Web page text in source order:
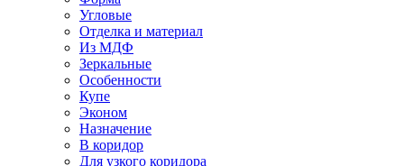
Угловые
Отделка и материал
Из МДФ
Зеркальные
Особенности
Купе
Эконом
Назначение
В коридор
Для узкого коридора